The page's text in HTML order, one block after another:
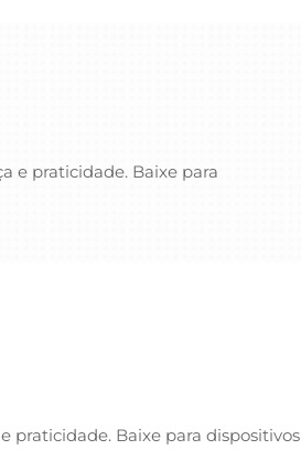
e praticidade. Baixe para
praticidade. Baixe para dispositivos